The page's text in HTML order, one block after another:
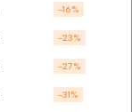
-16%
-23%
-27%
-31%